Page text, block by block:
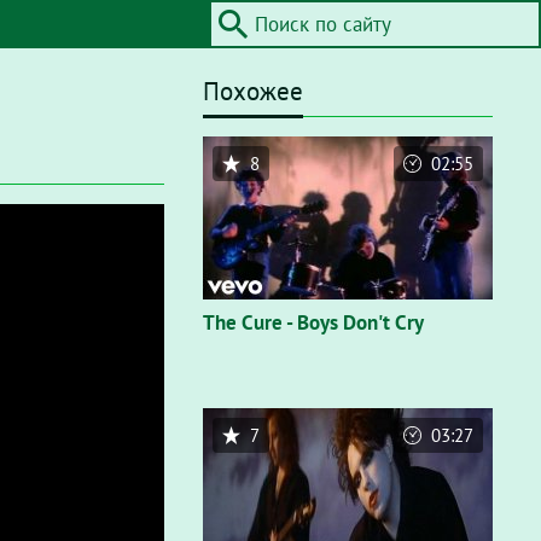
Похожее
The Cure - Boys Don't Cry
8 02:55
7 03:27